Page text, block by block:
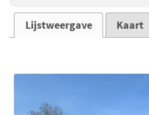
Lijstweergave Kaart